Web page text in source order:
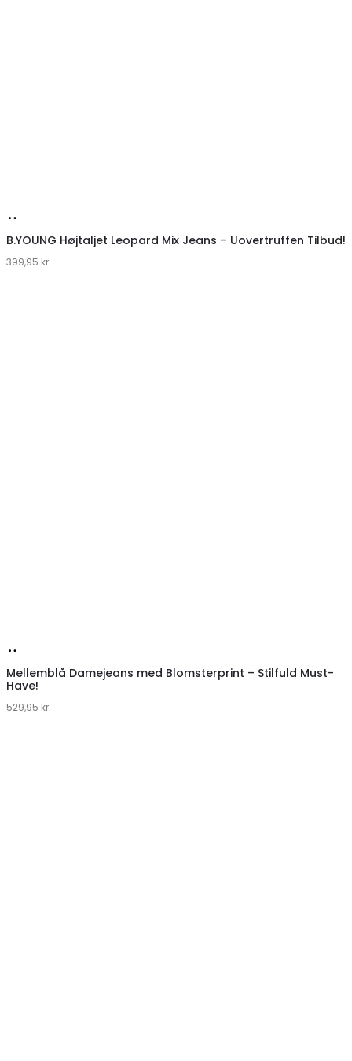
hos
Klædeskabet.dk
B.YOUNG Højtaljet Leopard Mix Jeans – Uovertruffen Tilbud!
399,95 kr.
hos
Mellemblå Damejeans med Blomsterprint – Stilfuld Must-
Have!
529,95 kr.